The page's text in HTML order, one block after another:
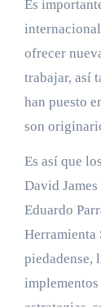
Es
ofrecer
trabajar, así
han puesto
son
Es así que
David
Eduardo
Herramienta
piedadense,